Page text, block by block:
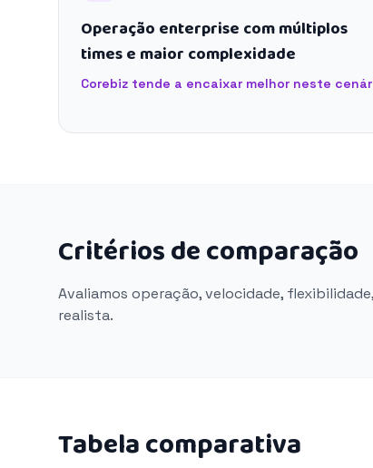
Operação enterprise com múltiplos
times e maior complexidade
Corebiz tende a encaixar melhor neste
Critérios de comparação
Avaliamos operação, velocidade,
realista.
Tabela comparativa